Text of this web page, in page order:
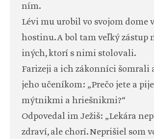
ním.
Lévi mu urobil vo svojom dome
hostinu. A bol tam veľký zástup
iných, ktorí s nimi stolovali.
Farizeji a ich zákonníci šomrali
jeho učeníkom: „Prečo jete a
mýtnikmi a hriešnikmi?“
Odpovedal im Ježiš: „Lekára
zdraví, ale chorí. Neprišiel som